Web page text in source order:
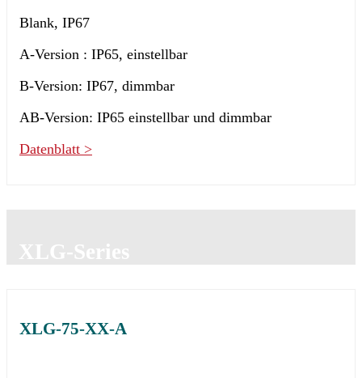
Blank, IP67
A-Version : IP65, einstellbar
B-Version: IP67, dimmbar
AB-Version: IP65 einstellbar und dimmbar
Datenblatt >
XLG-75-XX-A